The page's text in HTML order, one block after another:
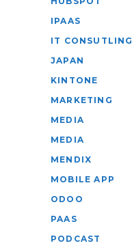
IPAAS
IT CONSUTLING
JAPAN
KINTONE
MARKETING
MEDIA
MEDIA
MENDIX
MOBILE APP
ODOO
PAAS
PODCAST